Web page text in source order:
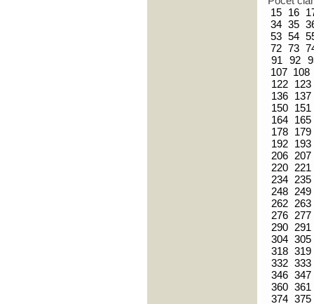
15 16
34 35
53 54
72 73
91
92
107 108
122
123
136
137
150
151
164
165
178
179
192
193
206 207
220
221
234
235
248
249
262
263
276
277
290
291
304 305
318 319
332 333
346 347
360 361
374 375